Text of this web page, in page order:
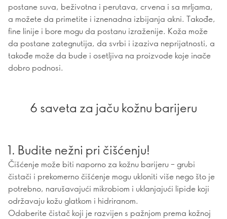
postane suva, beživotna i perutava, crvena i sa mrljama,
a možete da primetite i iznenadna izbijanja akni. Takođe,
fine linije i bore mogu da postanu izraženije. Koža može
da postane zategnutija, da svrbi i izaziva neprijatnosti, a
takođe može da bude i osetljiva na proizvode koje inače
dobro podnosi.
6 saveta za jaču kožnu barijeru
1. Budite nežni pri čišćenju!
Čišćenje može biti naporno za kožnu barijeru – grubi
čistači i prekomerno čišćenje mogu ukloniti više nego što je
potrebno, narušavajući mikrobiom i uklanjajući lipide koji
održavaju kožu glatkom i hidriranom.
Odaberite čistač koji je razvijen s pažnjom prema kožnoj